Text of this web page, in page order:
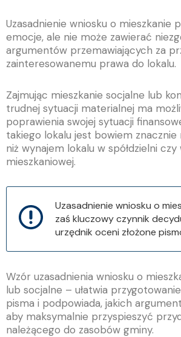
Uzasadnienie wniosku o mieszkanie
emocje, ale nie może zawierać
argumentów przemawiających za
zainteresowanemu prawa do lokalu.
Zajmując mieszkanie socjalne lub
trudnej sytuacji materialnej ma
poprawienia swojej sytuacji
takiego lokalu jest bowiem
niż wynajem lokalu w spółdzielni
mieszkaniowej.
Uzasadnienie wniosku o
zaś kluczowy czynnik
urzędnik oceni złożone
Wzór uzasadnienia wniosku o
lub socjalne – ułatwia
pisma i podpowiada, jakich
aby maksymalnie przyspieszyć
należącego do zasobów gminy.